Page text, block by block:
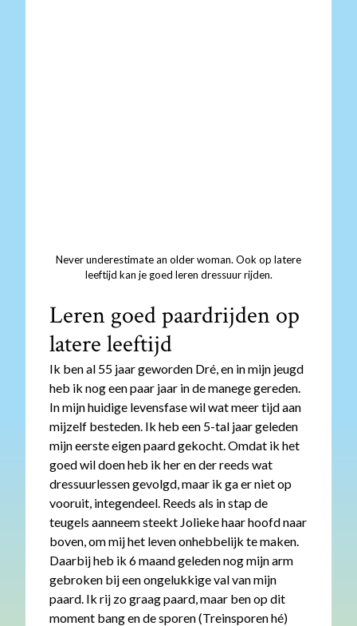
Never underestimate an older woman. Ook op latere
leeftijd kan je goed leren dressuur rijden.
Leren goed paardrijden op
latere leeftijd
Ik ben al 55 jaar geworden Dré, en in mijn jeugd
heb ik nog een paar jaar in de manege gereden.
In mijn huidige levensfase wil wat meer tijd aan
mijzelf besteden. Ik heb een 5-tal jaar geleden
mijn eerste eigen paard gekocht. Omdat ik het
goed wil doen heb ik her en der reeds wat
dressuurlessen gevolgd, maar ik ga er niet op
vooruit, integendeel. Reeds als in stap de
teugels aanneem steekt Jolieke haar hoofd naar
boven, om mij het leven onhebbelijk te maken.
Daarbij heb ik 6 maand geleden nog mijn arm
gebroken bij een ongelukkige val van mijn
paard. Ik rij zo graag paard, maar ben op dit
moment bang en de sporen (Treinsporen hé)